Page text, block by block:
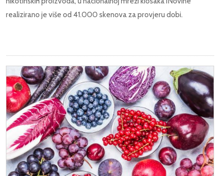
realizirano je više od 41.000 skenova za provjeru dobi.